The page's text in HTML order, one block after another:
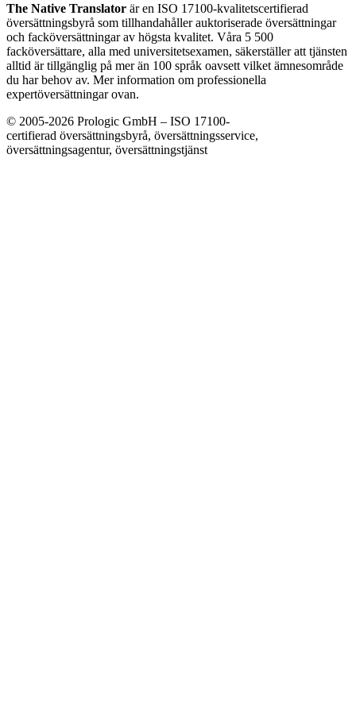
The Native Translator är en ISO 17100-kvalitetscertifierad
översättningsbyrå som tillhandahåller auktoriserade översättningar
och facköversättningar av högsta kvalitet. Våra 5 500
facköversättare, alla med universitetsexamen, säkerställer att tjänsten
alltid är tillgänglig på mer än 100 språk oavsett vilket ämnesområde
du har behov av. Mer information om professionella
expertöversättningar ovan.
© 2005-2026 Prologic GmbH – ISO 17100-
certifierad översättningsbyrå, översättningsservice,
översättningsagentur, översättningstjänst